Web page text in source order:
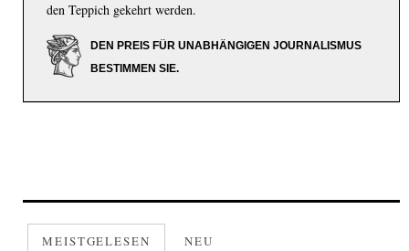
den Teppich gekehrt werden.
DEN PREIS FÜR UNABHÄNGIGEN JOURNALISMUS
BESTIMMEN SIE.
MEISTGELESEN NEU